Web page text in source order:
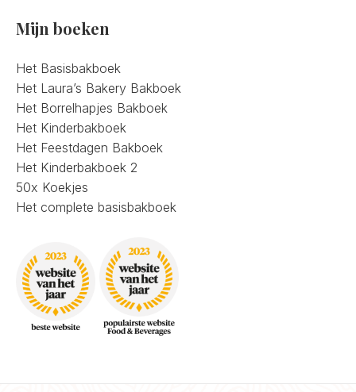
Mijn boeken
Het Basisbakboek
Het Laura’s Bakery Bakboek
Het Borrelhapjes Bakboek
Het Kinderbakboek
Het Feestdagen Bakboek
Het Kinderbakboek 2
50x Koekjes
Het complete basisbakboek